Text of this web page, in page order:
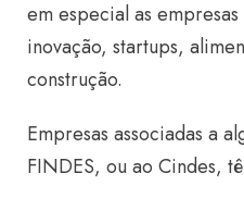
em especial as
inovação, startups,
construção.
Empresas associadas a
FINDES, ou ao Cindes,